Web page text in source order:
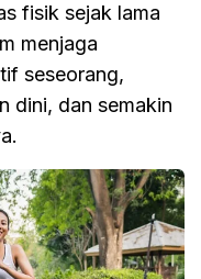
fisik sejak lama
menjaga
seseorang,
dini, dan semakin